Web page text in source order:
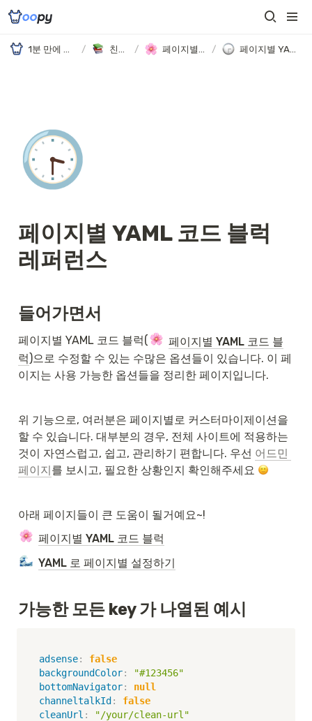
/ / / 페이지별 YAML 코드 블럭 레퍼런스
🕞
페이지별 YAML 코드 블럭
레퍼런스
들어가면서
페이지별 YAML 코드 블럭(
페이지별 YAML 코드 블
럭 )으로 수정할 수 있는 수많은 옵션들이 있습니다. 이 페
이지는 사용 가능한 옵션들을 정리한 페이지입니다.
위 기능으로, 여러분은 페이지별로 커스터마이제이션을
할 수 있습니다. 대부분의 경우, 전체 사이트에 적용하는
것이 자연스럽고, 쉽고, 관리하기 편합니다. 우선 어드민
페이지 를 보시고, 필요한 상황인지 확인해주세요
아래 페이지들이 큰 도움이 될거예요~!
페이지별 YAML 코드 블럭
YAML 로 페이지별 설정하기
가능한 모든 key 가 나열된 예시
adsense:
false
backgroundColor:
"#123456"
bottomNavigator:
null
channeltalkId:
false
cleanUrl :
"/your/clean-url"